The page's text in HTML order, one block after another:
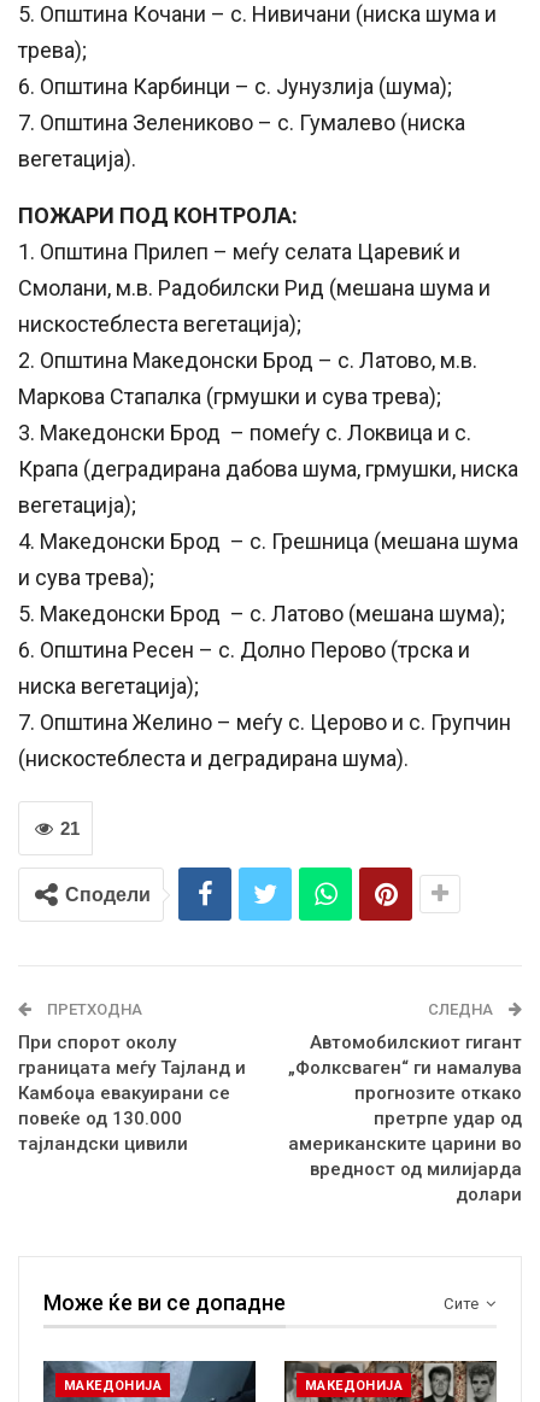
5. Општина Кочани – с. Нивичани (ниска шума и
трева);
6. Општина Карбинци – с. Јунузлија (шума);
7. Општина Зелениково – с. Гумалево (ниска
вегетација).
ПОЖАРИ ПОД КОНТРОЛА:
1. Општина Прилеп – меѓу селата Царевиќ и
Смолани, м.в. Радобилски Рид (мешана шума и
нискостеблеста вегетација);
2. Општина Македонски Брод – с. Латово, м.в.
Маркова Стапалка (грмушки и сува трева);
3. Македонски Брод – помеѓу с. Локвица и с.
Крапа (деградирана дабова шума, грмушки, ниска
вегетација);
4. Македонски Брод – с. Грешница (мешана шума
и сува трева);
5. Македонски Брод – с. Латово (мешана шума);
6. Општина Ресен – с. Долно Перово (трска и
ниска вегетација);
7. Општина Желино – меѓу с. Церово и с. Групчин
(нискостеблеста и деградирана шума).
21
Сподели
ПРЕТХОДНА
При спорот околу
границата меѓу Тајланд и
Камбоџа евакуирани се
повеќе од 130.000
тајландски цивили
СЛЕДНА
Автомобилскиот гигант
„Фолксваген“ ги намалува
прогнозите откако
претрпе удар од
американските царини во
вредност од милијарда
долари
Сите
Може ќе ви се допадне
МАКЕДОНИЈА МАКЕДОНИЈА